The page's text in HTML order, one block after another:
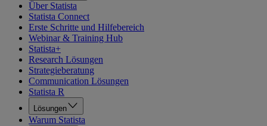
Über Statista
Statista Connect
Erste Schritte und Hilfebereich
Webinar & Training Hub
Statista+
Research Lösungen
Strategieberatung
Communication Lösungen
Statista R
Lösungen
Warum Statista